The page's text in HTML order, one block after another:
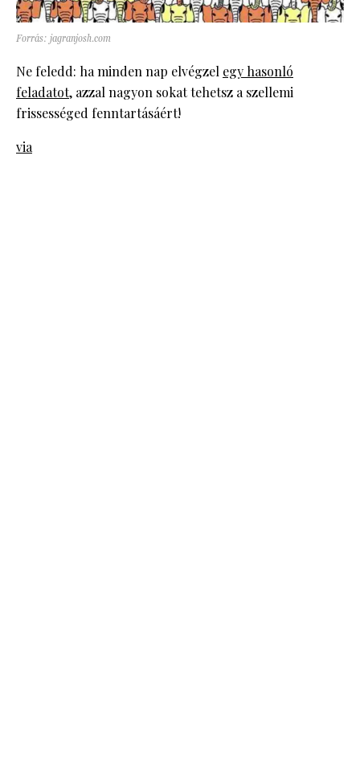
Forrás: jagranjosh.com
Ne feledd: ha minden nap elvégzel egy hasonló
feladatot, azzal nagyon sokat tehetsz a szellemi
frissességed fenntartásáért!
via